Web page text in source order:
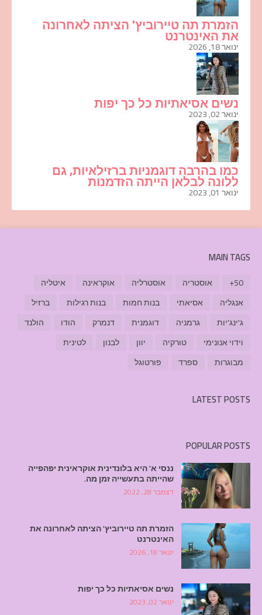
הזמרת תה טיירוביץ' הציתה לאחרונה
את האינטרנט
ינואר 18, 2026
נשים אסיאתיות כל כך יפות
ינואר 02, 2023
כמו בהרבה דוגמניות ברזילאיות, גם
ללונה לבלאן הייתה הזדמנות
ינואר 01, 2023
MAIN TAGS
50+ אוסטריה אוסטרליה אוקראינה
איטליה
אנגליה
אסיאתי בנות חמות בנות רגילות
ברזיל
ג'ינג'יות
גרמניה דוגמנית דנמרק הודו
הולנד
וידוי אנונימי
טורקיה יוון לבנון
לטינית
מבוגרות
ספרד פורטוגל
LATEST POSTS
POPULAR POSTS
ננסי א' היא בלונדינית אוקראינית יפהפייה
שהייתה בתעשייה זמן מה.
דצמבר 28, 2022
הזמרת תה טיירוביץ' הציתה לאחרונה את
האינטרנט
ינואר 18, 2026
נשים אסיאתיות כל כך יפות
ינואר 02, 2023